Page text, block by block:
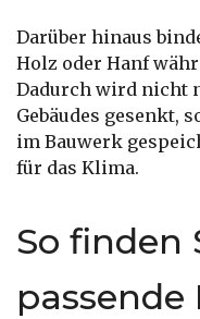
Darüber hinaus
Holz oder Hanf
Dadurch wird nicht
Gebäudes gesenkt,
im Bauwerk
für das Klima.
So finden
passende